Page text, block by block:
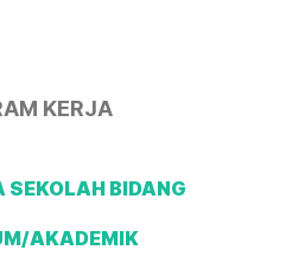
KERJA
BIDANG
AKADEMIK